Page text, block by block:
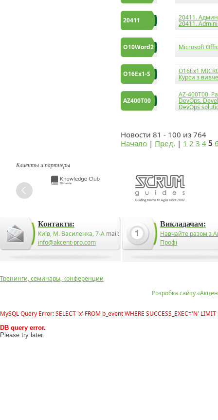
20411 20411.
20411.
O10Word2 Microsoft
О16Ex1-S О16Ex1
Курси з
AZ400T00
AZ-400T00.
DevOps.
DevOps
Новости 81 - 100 из 764
Начало | Пред. | 1 2 3 4 5
Клиенты и партнеры
Контакти:
Київ, М. Василенка, 7-А mail:
info@akcent-pro.com
Викладачам:
Навчайте разом з
Профі
Розробка сайту «
Тренинги, семинары, конференции
MySQL Query Error: SELECT 'x' FROM b_event WHERE SUCCESS_EXEC='N' LIMIT
DB query error.
Please try later.